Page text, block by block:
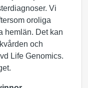
Vi
oroliga
hemlän. Det kan
och
Life Genomics.